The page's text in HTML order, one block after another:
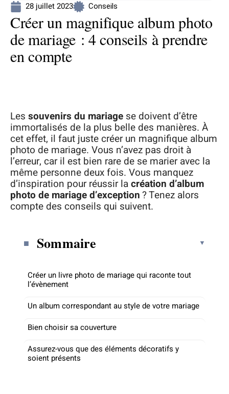
28 juillet 2023 Conseils
Créer un magnifique album photo
de mariage : 4 conseils à prendre
en compte
Les souvenirs du mariage se doivent d’être
immortalisés de la plus belle des manières. À
cet effet, il faut juste créer un magnifique album
photo de mariage. Vous n’avez pas droit à
l’erreur, car il est bien rare de se marier avec la
même personne deux fois. Vous manquez
d’inspiration pour réussir lacréation d’album
photo de mariage d’exception? Tenez alors
compte des conseils qui suivent.
Sommaire
Créer un livre photo de mariage qui raconte tout
l’évènement
Un album correspondant au style de votre mariage
Bien choisir sa couverture
Assurez-vous que des éléments décoratifs y
soient présents